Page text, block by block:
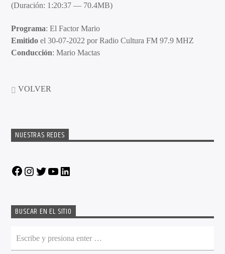
(Duración: 1:20:37 — 70.4MB)
Programa: El Factor Mario
Emitido el 30-07-2022 por Radio Cultura FM 97.9 MHZ
Conducción: Mario Mactas
VOLVER
NUESTRAS REDES
FacebookInstagram
TwitterYouTube
BUSCAR EN EL SITIO